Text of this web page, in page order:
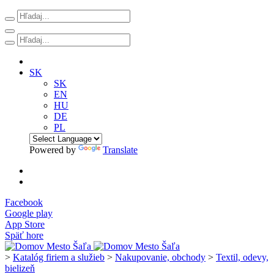
SK
SK
EN
HU
DE
PL
Powered by Translate
Facebook
Google play
App Store
Späť hore
> Katalóg firiem a služieb > Nakupovanie, obchody > Textil, odevy,
bielizeň